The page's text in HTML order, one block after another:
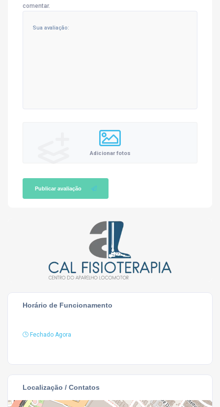
comentar.
Adicionar fotos
Publicar avaliação
Horário de Funcionamento
Fechado Agora
Localização / Contatos